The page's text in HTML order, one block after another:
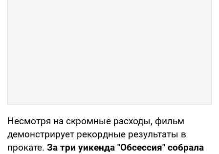
Несмотря на скромные расходы, фильм
демонстрирует рекордные результаты в
прокате. За три уикенда "Обсессия" собрала